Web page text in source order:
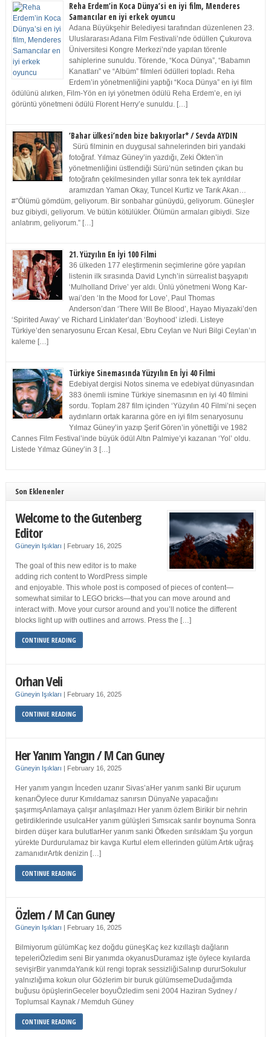
Reha Erdem’in Koca Dünya’si en iyi film, Menderes
Samancılar en iyi erkek oyuncu
Adana Büyükşehir Belediyesi tarafından düzenlenen 23.
Uluslararası Adana Film Festivali’nde ödüllen Çukurova
Üniversitesi Kongre Merkezi’nde yapılan törenle
sahiplerine sunuldu. Törende, “Koca Dünya”, “Babamın
Kanatları” ve “Albüm” filmleri ödülleri topladı. Reha
Erdem’in yönetmenliğini yaptığı “Koca Dünya” en iyi film
ödülünü alırken, Film-Yön en iyi yönetmen ödülü Reha Erdem’e, en iyi
görüntü yönetmeni ödülü Florent Herry’e sunuldu. […]
‘Bahar ülkesi’nden bize bakıyorlar* / Sevda AYDIN
Sürü filminin en duygusal sahnelerinden biri yandaki
fotoğraf. Yılmaz Güney’in yazdığı, Zeki Ökten’in
yönetmenliğini üstlendiği Sürü’nün setinden çıkan bu
fotoğrafın çekilmesinden yıllar sonra tek tek ayrıldılar
aramızdan Yaman Okay, Tuncel Kurtiz ve Tarık Akan…
#”Ölümü gömdüm, geliyorum. Bir sonbahar günüydü, geliyorum. Güneşler
buz gibiydi, geliyorum. Ve bütün kötülükler. Ölümün armaları gibiydi. Size
anlatırım, geliyorum.” […]
21. Yüzyılın En İyi 100 Filmi
36 ülkeden 177 eleştirmenin seçimlerine göre yapılan
listenin ilk sırasında David Lynch’in sürrealist başyapıtı
‘Mulholland Drive’ yer aldı. Ünlü yönetmeni Wong Kar-
wai’den ‘In the Mood for Love’, Paul Thomas
Anderson’dan ‘There Will Be Blood’, Hayao Miyazaki’den
‘Spirited Away’ ve Richard Linklater’dan ‘Boyhood’ izledi. Listeye
Türkiye’den senaryosunu Ercan Kesal, Ebru Ceylan ve Nuri Bilgi Ceylan’ın
kaleme […]
Türkiye Sinemasında Yüzyılın En İyi 40 Filmi
Edebiyat dergisi Notos sinema ve edebiyat dünyasından
383 önemli ismine Türkiye sinemasının en iyi 40 filmini
sordu. Toplam 287 film içinden ‘Yüzyılın 40 Filmi’ni seçen
aydınların ortak kararına göre en iyi film senaryosunu
Yılmaz Güney’in yazıp Şerif Gören’in yönettiği ve 1982
Cannes Film Festival’inde büyük ödül Altın Palmiye’yi kazanan ‘Yol’ oldu.
Listede Yılmaz Güney’in 3 […]
Son Eklenenler
Welcome to the Gutenberg
Editor
Güneyin Işıkları | February 16, 2025
The goal of this new editor is to make
adding rich content to WordPress simple
and enjoyable. This whole post is composed of pieces of content—
somewhat similar to LEGO bricks—that you can move around and
interact with. Move your cursor around and you’ll notice the different
blocks light up with outlines and arrows. Press the […]
CONTINUE READING
Orhan Veli
Güneyin Işıkları | February 16, 2025
CONTINUE READING
Her Yanım Yangın / M Can Guney
Güneyin Işıkları | February 16, 2025
Her yanım yangın İnceden uzanır Sivas’aHer yanım sanki Bir uçurum
kenarıÖylece durur Kımıldamaz sanırsın DünyaNe yapacağını
şaşırmışAnlamaya çalışır anlaşılmazı Her yanım özlem Birikir bir nehrin
getirdiklerinde usulcaHer yanım gülüşleri Sımsıcak sarılır boynuma Sonra
birden düşer kara bulutlarHer yanım sanki Öfkeden sırılsıklam Şu yorgun
yürekte Durdurulamaz bir kavga Kurtul elem ellerinden gülüm Artık uğraş
zamanıdırArtık denizin […]
CONTINUE READING
Özlem / M Can Guney
Güneyin Işıkları | February 16, 2025
Bilmiyorum gülümKaç kez doğdu güneşKaç kez kızıllaştı dağların
tepeleriÖzledim seni Bir yanımda okyanusDuramaz işte öylece kıyılarda
sevişirBir yanımdaYanık kül rengi toprak sessizliğiSalınıp dururSokulur
yalnızlığıma kokun olur Gözlerim bir buruk gülümsemeDudağımda
buğusu öpüşlerinGeceler boyuÖzledim seni 2004 Haziran Sydney /
Toplumsal Kaynak / Memduh Güney
CONTINUE READING